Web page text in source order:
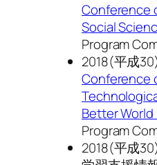
Conference
Social
Program
2018(平成
Conference
Better World
Program
2018(平成